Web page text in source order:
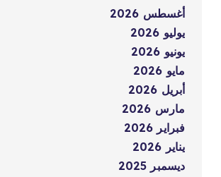
أغسطس 2026
يوليو 2026
يونيو 2026
مايو 2026
أبريل 2026
مارس 2026
فبراير 2026
يناير 2026
ديسمبر 2025